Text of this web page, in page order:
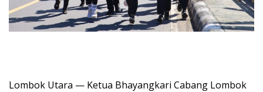
Lombok Utara — Ketua Bhayangkari Cabang Lombok